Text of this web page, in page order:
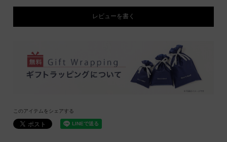
レビューを書く
このアイテムをシェアする